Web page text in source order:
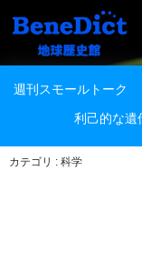
週刊スモールトーク
利己的な遺
カテゴリ : 科学